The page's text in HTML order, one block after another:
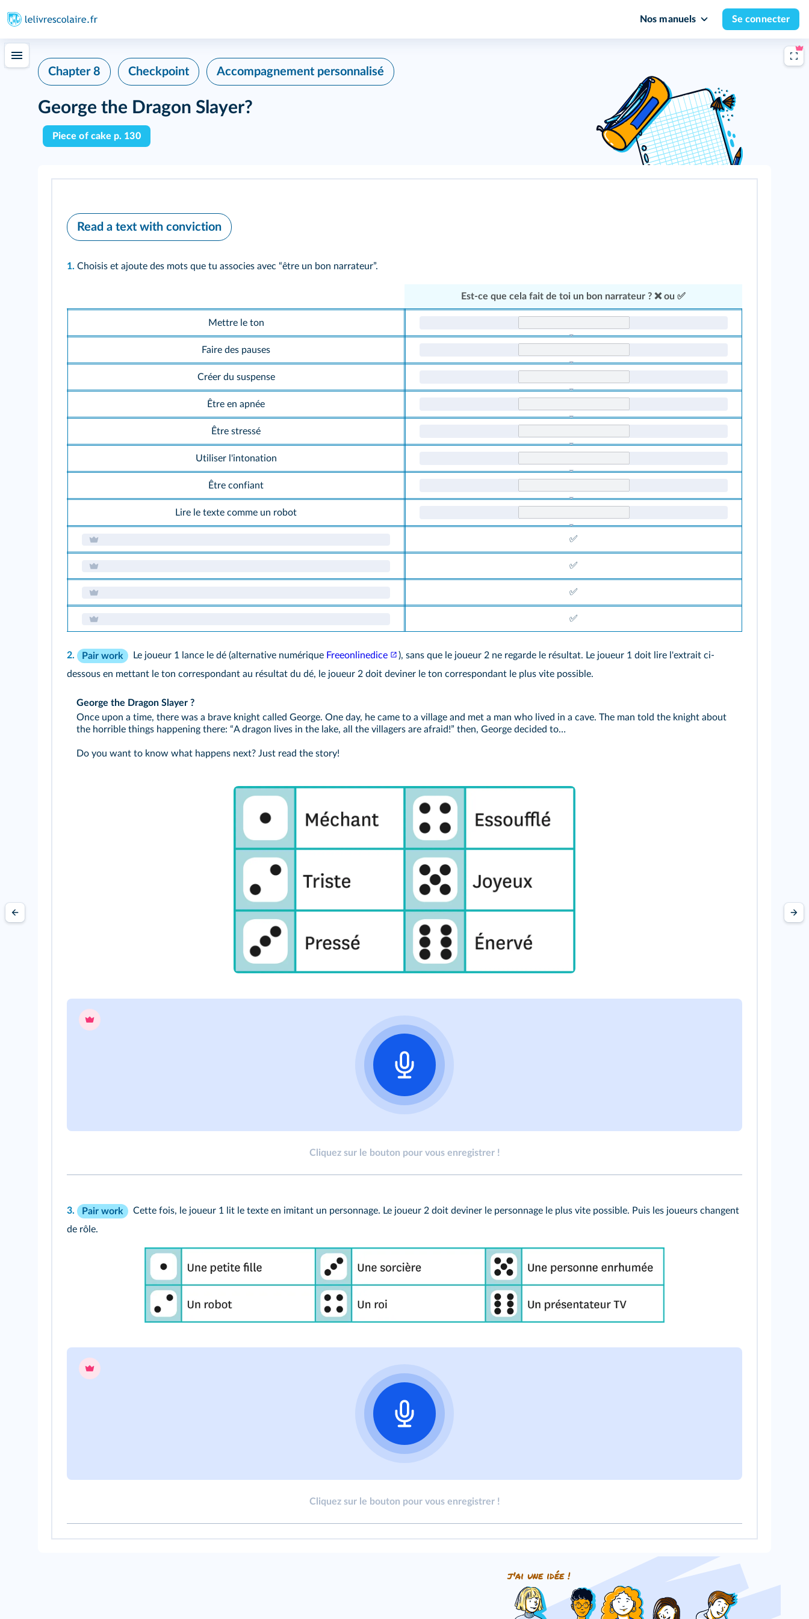
Nos manuels Se connecter
Chapter 8 Checkpoint Accompagnement personnalisé
George the Dragon Slayer?
Piece of cake p. 130
Read a text with conviction
1. Choisis et ajoute des mots que tu associes avec “être un bon narrateur”.
Est-ce que cela fait de toi un bon narrateur ? ❌ ou ✅
Mettre le ton
Faire des pauses
Créer du suspense
Être en apnée
Être stressé
Utiliser l'intonation
Être confiant
Lire le texte comme un robot
✅
✅
✅
✅
2. Pair work Le joueur 1 lance le dé (alternative numérique Freeonlinedice
), sans que le joueur 2 ne regarde le résultat. Le joueur 1 doit lire l'extrait ci-
dessous en mettant le ton correspondant au résultat du dé, le joueur 2 doit deviner le ton correspondant le plus vite possible.
George the Dragon Slayer ?
Once upon a time, there was a brave knight called George. One day, he came to a village and met a man who lived in a cave. The man told the knight about
the horrible things happening there: “A dragon lives in the lake, all the villagers are afraid!” then, George decided to…
Do you want to know what happens next? Just read the story!
Cliquez sur le bouton pour vous enregistrer !
3. Pair work
Cette fois, le joueur 1 lit le texte en imitant un personnage. Le joueur 2 doit deviner le personnage le plus vite possible. Puis les joueurs changent
de rôle.
Cliquez sur le bouton pour vous enregistrer !
j'ai une idée !